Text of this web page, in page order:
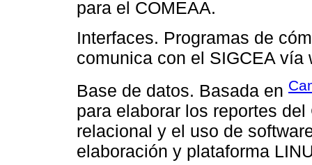
para el COMEAA.
Interfaces. Programas de
comunica con el SIGCEA vía
Base de datos. Basada en
para elaborar los reportes
relacional y el uso de
elaboración y plataforma